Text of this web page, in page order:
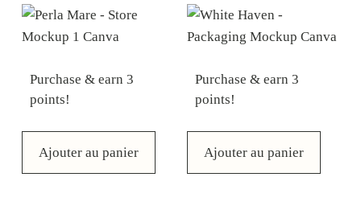
Purchase & earn 3
points!
Ajouter au panier
Purchase & earn 3
points!
Ajouter au panier